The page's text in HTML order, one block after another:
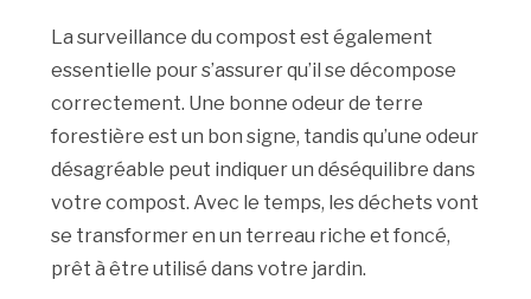
La surveillance du compost est également
essentielle pour s’assurer qu’il se décompose
correctement. Une bonne odeur de terre
forestière est un bon signe, tandis qu’une odeur
désagréable peut indiquer un déséquilibre dans
votre compost. Avec le temps, les déchets vont
se transformer en un terreau riche et foncé,
prêt à être utilisé dans votre jardin.